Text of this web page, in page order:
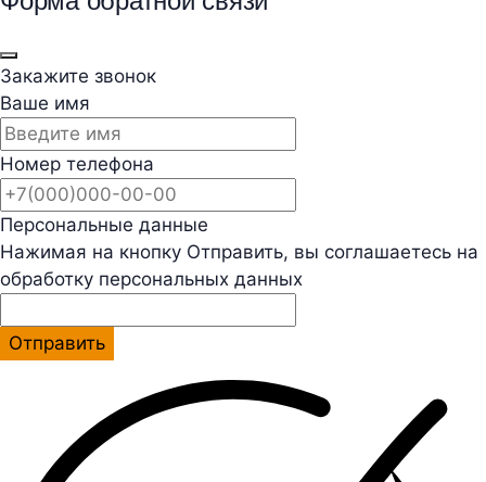
Закажите звонок
Ваше имя
Номер телефона
Персональные данные
Нажимая на кнопку Отправить, вы соглашаетесь на
обработку персональных данных
Отправить